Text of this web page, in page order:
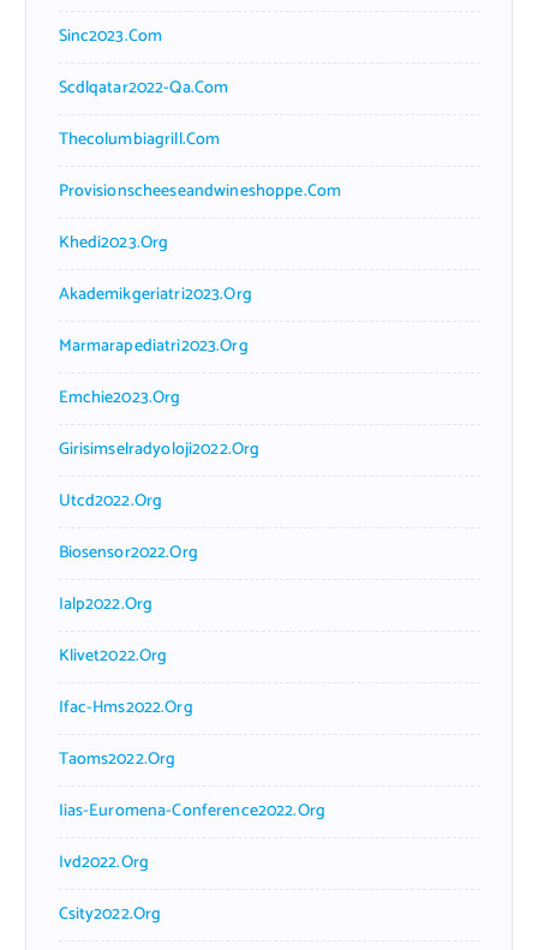
Sinc2023.com
Scdlqatar2022-Qa.com
Thecolumbiagrill.com
Provisionscheeseandwineshoppe.com
Khedi2023.org
Akademikgeriatri2023.org
Marmarapediatri2023.org
Emchie2023.org
Girisimselradyoloji2022.org
Utcd2022.org
Biosensor2022.org
Ialp2022.org
Klivet2022.org
Ifac-Hms2022.org
Taoms2022.org
Iias-Euromena-Conference2022.org
Ivd2022.org
Csity2022.org